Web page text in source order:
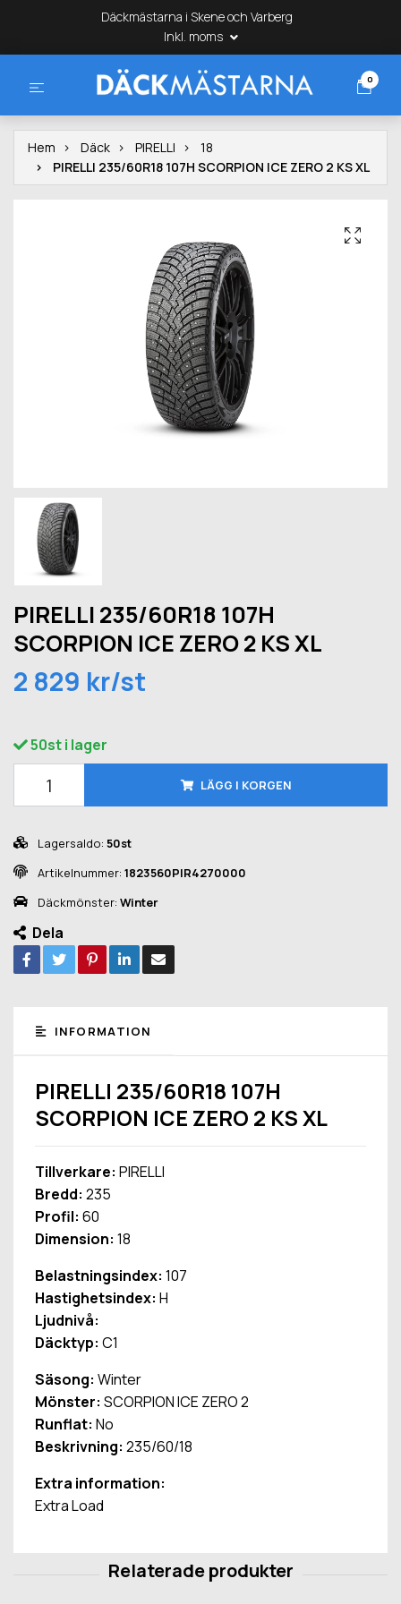
Däckmästarna i Skene och Varberg
Inkl. moms
0
Hem Däck PIRELLI
18
PIRELLI 235/60R18 107H SCORPION ICE ZERO 2 KS XL
PIRELLI 235/60R18 107H
SCORPION ICE ZERO 2 KS XL
2 829 kr/st
50st i lager
LÄGG I KORGEN
Lagersaldo: 50st
Artikelnummer: 1823560PIR4270000
Däckmönster: Winter
Dela
INFORMATION
PIRELLI 235/60R18 107H
SCORPION ICE ZERO 2 KS XL
Tillverkare: PIRELLI
Bredd: 235
Profil: 60
Dimension: 18
Belastningsindex: 107
Hastighetsindex: H
Ljudnivå:
Däcktyp: C1
Säsong: Winter
Mönster: SCORPION ICE ZERO 2
Runflat: No
Beskrivning: 235/60/18
Extra information:
Extra Load